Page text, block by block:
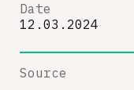
Date
12.03.2024
Source